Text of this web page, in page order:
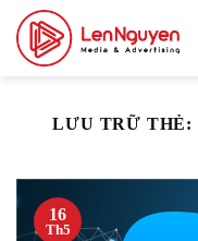
qua
LƯU TRỮ THẺ:
16
Th5